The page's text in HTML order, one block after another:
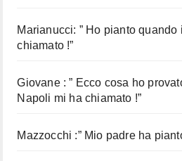
Marianucci: ” Ho pianto
chiamato !”
Giovane : ” Ecco cosa ho
Napoli mi ha chiamato !”
Mazzocchi :” Mio padre ha